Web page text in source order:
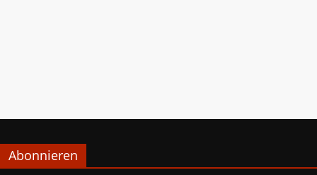
Abonnieren